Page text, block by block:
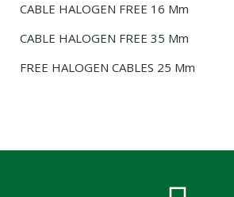
CABLE HALOGEN FREE 16 Mm
CABLE HALOGEN FREE 35 Mm
FREE HALOGEN CABLES 25 Mm